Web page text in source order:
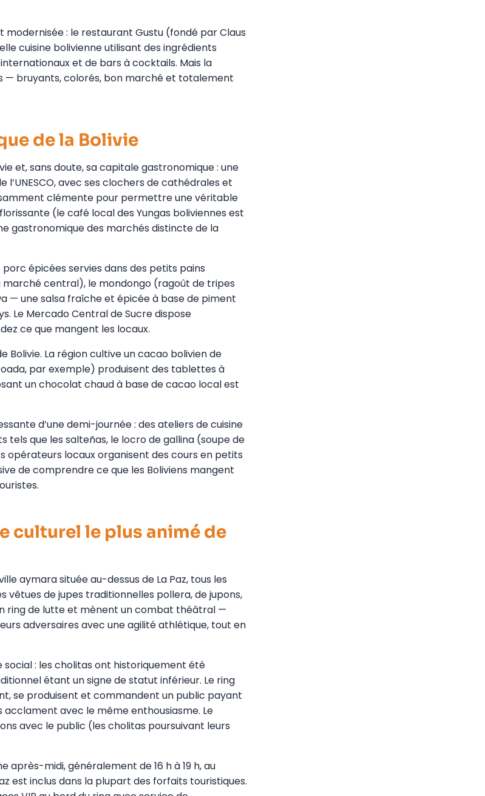
: le restaurant Gustu (fondé par Claus
cuisine bolivienne utilisant des ingrédients
et de bars à cocktails. Mais la
— bruyants, colorés, bon marché et totalement
de la Bolivie
et, sans doute, sa capitale gastronomique : une
avec ses clochers de cathédrales et
clémente pour permettre une véritable
(le café local des Yungas boliviennes est
gastronomique des marchés distincte de la
épicées servies dans des petits pains
central), le mondongo (ragoût de tripes
— une salsa fraîche et épicée à base de piment
Le Mercado Central de Sucre dispose
ce que mangent les locaux.
La région cultive un cacao bolivien de
par exemple) produisent des tablettes à
un chocolat chaud à base de cacao local est
d’une demi-journée : des ateliers de cuisine
que les salteñas, le locro de gallina (soupe de
opérateurs locaux organisent des cours en petits
de comprendre ce que les Boliviens mangent
culturel le plus animé de
aymara située au-dessus de La Paz, tous les
de jupes traditionnelles pollera, de jupons,
ring de lutte et mènent un combat théâtral —
adversaires avec une agilité athlétique, tout en
: les cholitas ont historiquement été
étant un signe de statut inférieur. Le ring
se produisent et commandent un public payant
acclament avec le même enthousiasme. Le
avec le public (les cholitas poursuivant leurs
midi, généralement de 16 h à 19 h, au
est inclus dans la plupart des forfaits touristiques.